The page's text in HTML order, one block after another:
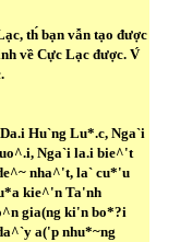
th́ bạn vẫn tạo được
về Cực Lạc được. V́
Hu`ng Lu*.c, Nga`i
Nga`i la.i bie^'t
nha^'t, la` cu*'u
kie^'n Ta'nh
gia(ng ki'n bo*?i
a('p nhu*~ng